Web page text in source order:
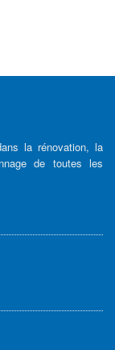
la rénovation, la
de toutes les